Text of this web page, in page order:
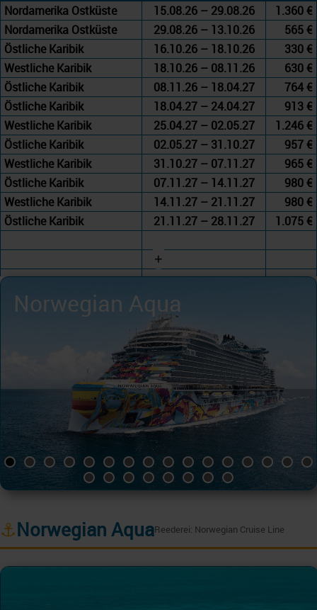
Nordamerika Ostküste 15.08.26 – 29.08.26
1.360 €
Nordamerika Ostküste
29.08.26 – 13.10.26
565 €
Östliche Karibik
16.10.26 – 18.10.26
330 €
Westliche Karibik
18.10.26 – 08.11.26
630 €
Östliche Karibik
08.11.26 – 18.04.27
764 €
Östliche Karibik
18.04.27 – 24.04.27
913 €
Westliche Karibik
25.04.27 – 02.05.27
1.246 €
Östliche Karibik
02.05.27 – 31.10.27
957 €
Westliche Karibik
31.10.27 – 07.11.27
965 €
Östliche Karibik
07.11.27 – 14.11.27
980 €
Westliche Karibik
14.11.27 – 21.11.27
980 €
Östliche Karibik
21.11.27 – 28.11.27 1.075 €
+
Norwegian Aqua
⚓Norwegian AquaReederei: Norwegian Cruise Line